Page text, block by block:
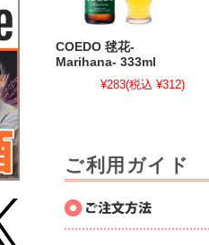
COEDO 毬花-
Marihana- 333ml
¥283(税込 ¥312)
ご利用ガイド